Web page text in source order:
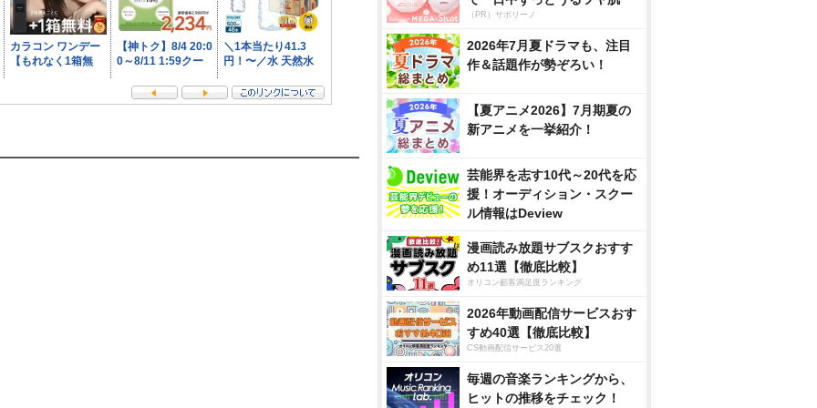
（PR）サボリーノ
2026年7月夏ドラマも、注目
作＆話題作が勢ぞろい！
【夏アニメ2026】7月期夏の
新アニメを一挙紹介！
芸能界を志す10代～20代を応
援！オーディション・スクー
ル情報はDeview
漫画読み放題サブスクおすす
め11選【徹底比較】
オリコン顧客満足度ランキング
2026年動画配信サービスおす
すめ40選【徹底比較】
CS動画配信サービス20選
毎週の音楽ランキングから、
ヒットの推移をチェック！